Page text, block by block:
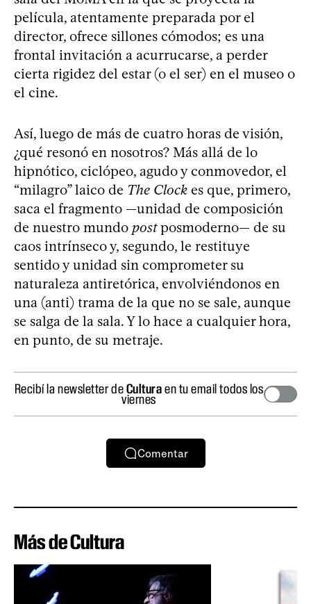
película, atentamente preparada por el
director, ofrece sillones cómodos; es una
frontal invitación a acurrucarse, a perder
cierta rigidez del estar (o el ser) en el museo o
el cine.
Así, luego de más de cuatro horas de visión,
¿qué resonó en nosotros? Más allá de lo
hipnótico, ciclópeo, agudo y conmovedor, el
“milagro” laico de The Clock es que, primero,
saca el fragmento —unidad de composición
de nuestro mundo postposmoderno— de su
caos intrínseco y, segundo, le restituye
sentido y unidad sin comprometer su
naturaleza antiretórica, envolviéndonos en
una (anti) trama de la que no se sale, aunque
se salga de la sala. Y lo hace a cualquier hora,
en punto, de su metraje.
Recibí la newsletter deCulturaen tu email todos los
viernes
Comentar
Más de Cultura